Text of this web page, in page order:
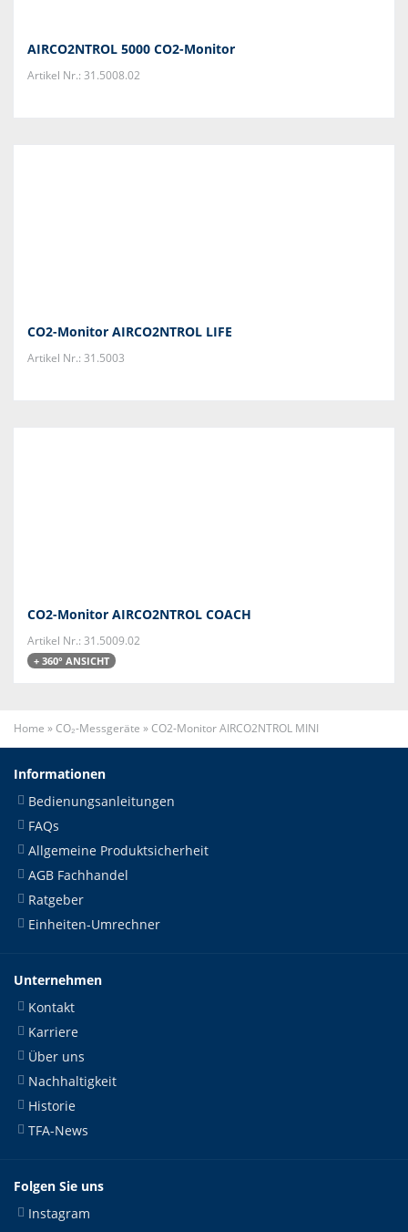
AIRCO2NTROL 5000 CO2-Monitor
Artikel Nr.: 31.5008.02
CO2-Monitor AIRCO2NTROL LIFE
Artikel Nr.: 31.5003
CO2-Monitor AIRCO2NTROL COACH
Artikel Nr.: 31.5009.02
+ 360° ANSICHT
Home »CO₂-Messgeräte »CO2-Monitor AIRCO2NTROL MINI
Informationen
Bedienungsanleitungen
FAQs
Allgemeine Produktsicherheit
AGB Fachhandel
Ratgeber
Einheiten-Umrechner
Unternehmen
Kontakt
Karriere
Über uns
Nachhaltigkeit
Historie
TFA-News
Folgen Sie uns
Instagram